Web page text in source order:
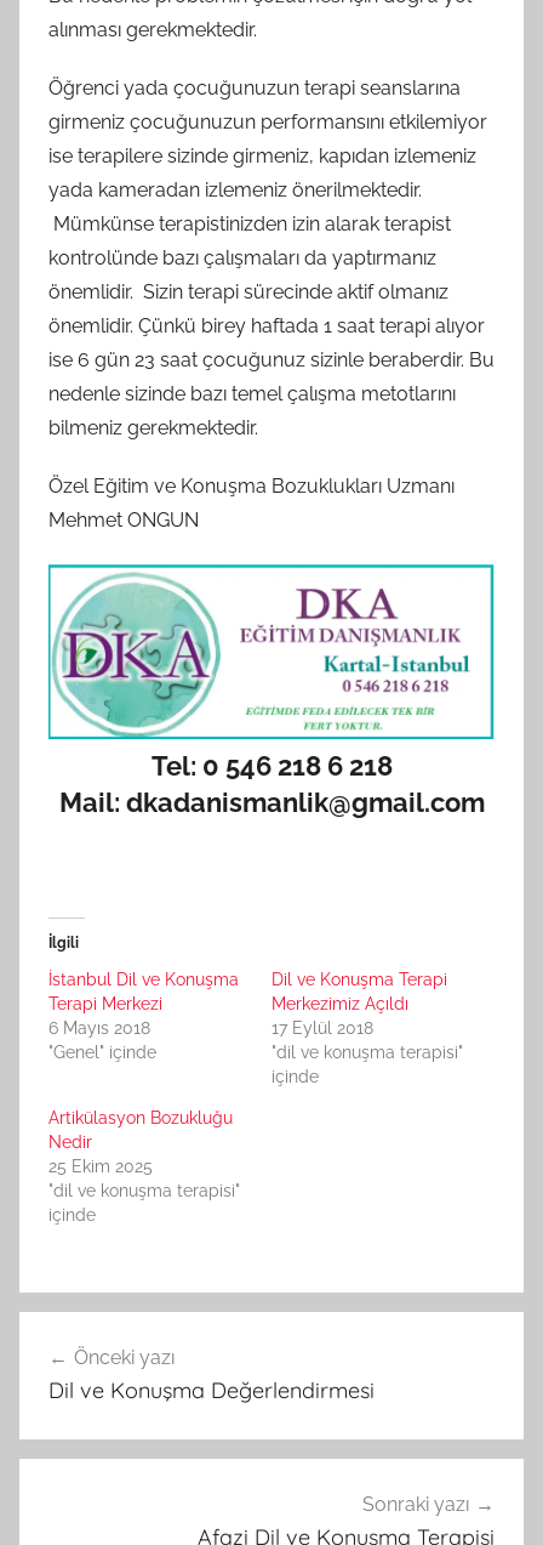
alınması gerekmektedir.
Öğrenci yada çocuğunuzun terapi seanslarına
girmeniz çocuğunuzun performansını etkilemiyor
ise terapilere sizinde girmeniz, kapıdan izlemeniz
yada kameradan izlemeniz önerilmektedir.
Mümkünse terapistinizden izin alarak terapist
kontrolünde bazı çalışmaları da yaptırmanız
önemlidir. Sizin terapi sürecinde aktif olmanız
önemlidir. Çünkü birey haftada 1 saat terapi alıyor
ise 6 gün 23 saat çocuğunuz sizinle beraberdir. Bu
nedenle sizinde bazı temel çalışma metotlarını
bilmeniz gerekmektedir.
Özel Eğitim ve Konuşma Bozuklukları Uzmanı
Mehmet ONGUN
Tel: 0 546 218 6 218
Mail: dkadanismanlik@gmail.com
İlgili
İstanbul Dil ve Konuşma
Terapi Merkezi
6 Mayıs 2018
"Genel" içinde
Dil ve Konuşma Terapi
Merkezimiz Açıldı
17 Eylül 2018
"dil ve konuşma terapisi"
içinde
Artikülasyon Bozukluğu
Nedir
25 Ekim 2025
"dil ve konuşma terapisi"
içinde
gezinmesi
Önceki yazı
Dil ve Konuşma Değerlendirmesi
Sonraki yazı
Afazi Dil ve Konuşma Terapisi